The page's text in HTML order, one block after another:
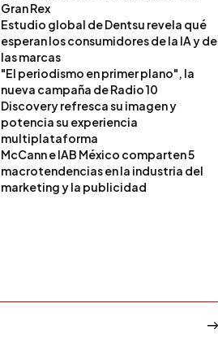
Gran Rex
Estudio global de Dentsu revela qué
esperan los consumidores de la IA y de
las marcas
"El periodismo en primer plano", la
nueva campaña de Radio 10
Discovery refresca su imagen y
potencia su experiencia
multiplataforma
McCann e IAB México comparten 5
macrotendencias en la industria del
marketing y la publicidad